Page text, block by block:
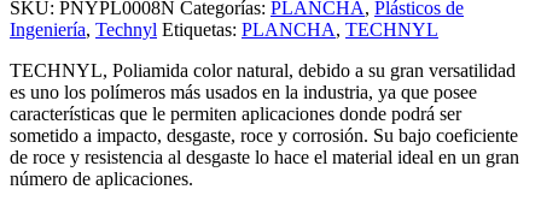
SKU: PNYPL0008N Categorías: PLANCHA, Plásticos de
Ingeniería, Technyl Etiquetas: PLANCHA, TECHNYL
TECHNYL, Poliamida color natural, debido a su gran versatilidad
es uno los polímeros más usados en la industria, ya que posee
características que le permiten aplicaciones donde podrá ser
sometido a impacto, desgaste, roce y corrosión. Su bajo coeficiente
de roce y resistencia al desgaste lo hace el material ideal en un gran
número de aplicaciones.